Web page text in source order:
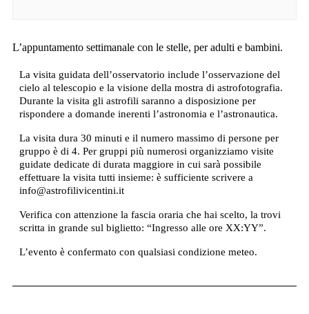
L’appuntamento settimanale con le stelle, per adulti e bambini.
La visita guidata dell’osservatorio include l’osservazione del
cielo al telescopio e la visione della mostra di astrofotografia.
Durante la visita gli astrofili saranno a disposizione per
rispondere a domande inerenti l’astronomia e l’astronautica.
La visita dura 30 minuti e il numero massimo di persone per
gruppo è di 4. Per gruppi più numerosi organizziamo visite
guidate dedicate di durata maggiore in cui sarà possibile
effettuare la visita tutti insieme: è sufficiente scrivere a
info@astrofilivicentini.it
Verifica con attenzione la fascia oraria che hai scelto, la trovi
scritta in grande sul biglietto: “Ingresso alle ore XX:YY”.
L’evento è confermato con qualsiasi condizione meteo.